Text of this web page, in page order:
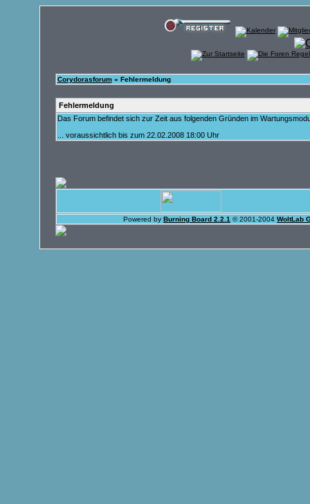
Corydorasforum» Fehlermeldung
Fehlermeldung
Das Forum befindet sich zur Zeit aus folgenden Gründen im
... voraussichtlich bis zum 22.02.2008 18:00 Uhr
Powered by Burning Board 2.2.1 © 2001-2004 WoltLab